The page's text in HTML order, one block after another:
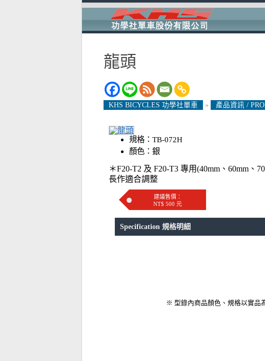
龍頭
KHS BICYCLES 功學社單車 » 產品資訊 /
規格：TB-072H
顏色：銀
＊F20-T2 及 F20-T3 專用(40mm、60mm、
長作適合調整
建議售價：
NT$ 500 元
Specification 規格明細
※ 型錄內商品顏色、規格以實品